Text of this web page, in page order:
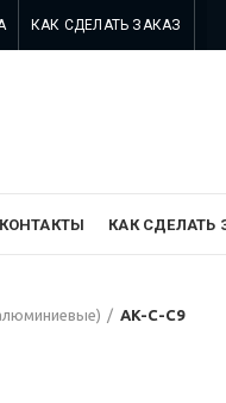
КАК СДЕЛАТЬ ЗАКАЗ
КОНТАКТЫ КАК СДЕЛАТЬ
AK-C-C9